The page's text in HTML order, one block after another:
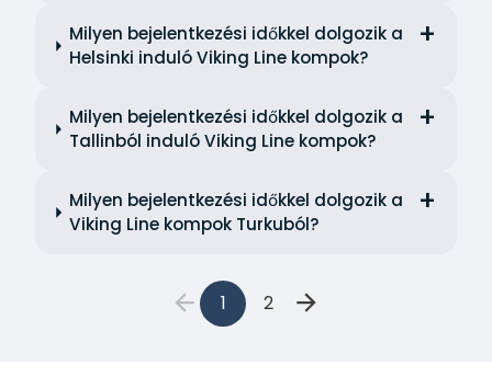
Milyen bejelentkezési időkkel dolgozik a
Helsinki induló Viking Line kompok?
Milyen bejelentkezési időkkel dolgozik a
Tallinból induló Viking Line kompok?
Milyen bejelentkezési időkkel dolgozik a
Viking Line kompok Turkuból?
1 2